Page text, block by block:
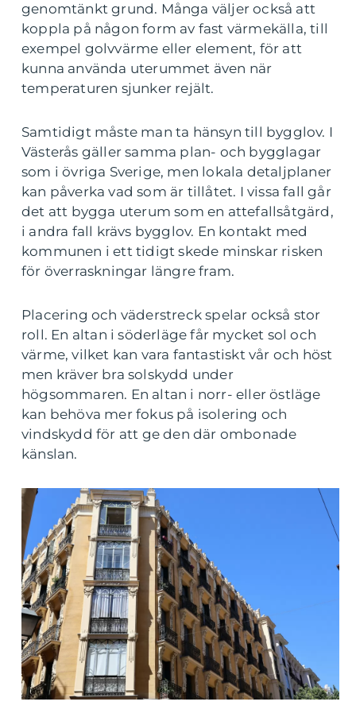
genomtänkt grund. Många väljer också att
koppla på någon form av fast värmekälla, till
exempel golvvärme eller element, för att
kunna använda uterummet även när
temperaturen sjunker rejält.
Samtidigt måste man ta hänsyn till bygglov. I
Västerås gäller samma plan- och bygglagar
som i övriga Sverige, men lokala detaljplaner
kan påverka vad som är tillåtet. I vissa fall går
det att bygga uterum som en attefallsåtgärd,
i andra fall krävs bygglov. En kontakt med
kommunen i ett tidigt skede minskar risken
för överraskningar längre fram.
Placering och väderstreck spelar också stor
roll. En altan i söderläge får mycket sol och
värme, vilket kan vara fantastiskt vår och höst
men kräver bra solskydd under
högsommaren. En altan i norr- eller östläge
kan behöva mer fokus på isolering och
vindskydd för att ge den där ombonade
känslan.